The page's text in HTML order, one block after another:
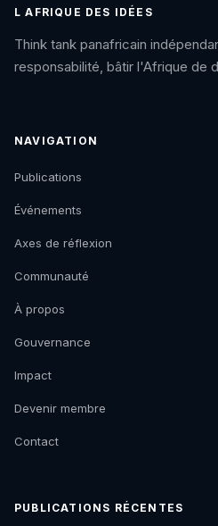
L AFRIQUE DES IDÉES
Think tank panafricain
responsabilité, bâtir l'Afrique de
NAVIGATION
Publications
Événements
Axes de réflexion
Communauté
À propos
Gouvernance
Impact
Devenir membre
Contact
PUBLICATIONS RÉCENTES